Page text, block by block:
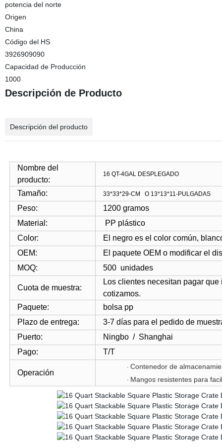
potencia del norte
Origen
China
Código del HS
3926909090
Capacidad de Producción
1000
Descripción de Producto
Descripción del producto
Nombre del
producto:
16 QT-4GALDESPLEGADO
Tamaño: 33*33*29-CM O13*13*11-PULGADAS
Peso:
1200 gramos
Material:
PP plástico
Color:
El negro es el color común,
OEM:
El paquete OEM o modificarel
MOQ:
500 unidades
Cuota de muestra:
Los clientes necesitan pagar
cotizamos.
Paquete:
bolsa pp
Plazo de entrega:
3-7 días para el pedido de
Puerto:
Ningbo / Shanghai
Pago:
T/T
Operación
· Contenedor de
· Mangos resistentes para